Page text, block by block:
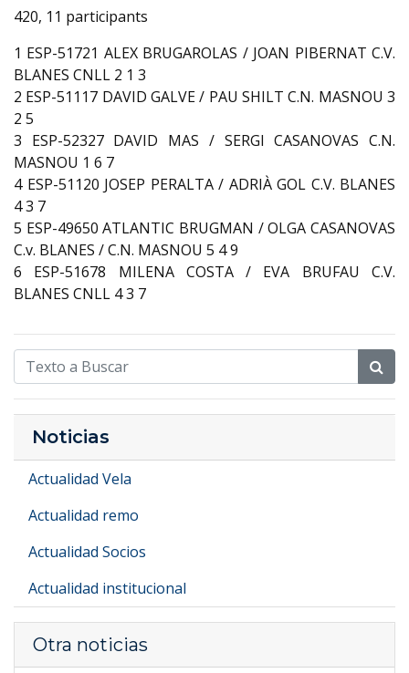
420, 11 participants
1 ESP-51721 ALEX BRUGAROLAS / JOAN PIBERNAT C.V.
BLANES CNLL 2 1 3
2 ESP-51117 DAVID GALVE / PAU SHILT C.N. MASNOU 3
2 5
3 ESP-52327 DAVID MAS / SERGI CASANOVAS C.N.
MASNOU 1 6 7
4 ESP-51120 JOSEP PERALTA / ADRIÀ GOL C.V. BLANES
4 3 7
5 ESP-49650 ATLANTIC BRUGMAN / OLGA CASANOVAS
C.v. BLANES / C.N. MASNOU 5 4 9
6 ESP-51678 MILENA COSTA / EVA BRUFAU C.V.
BLANES CNLL 4 3 7
Noticias
Actualidad Vela
Actualidad remo
Actualidad Socios
Actualidad institucional
Otra noticias